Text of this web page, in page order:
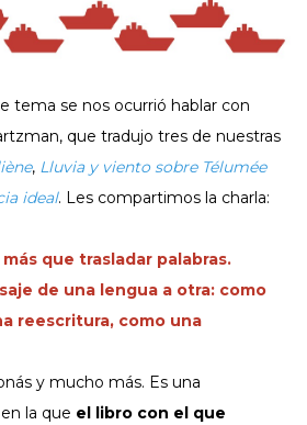
tema se nos ocurrió hablar con
que tradujo tres de nuestras
, Lluvia y viento sobre Télumée
ideal. Les compartimos la charla:
que trasladar palabras.
de una lengua a otra: como
reescritura, como una
y mucho más. Es una
la que el libro con el que